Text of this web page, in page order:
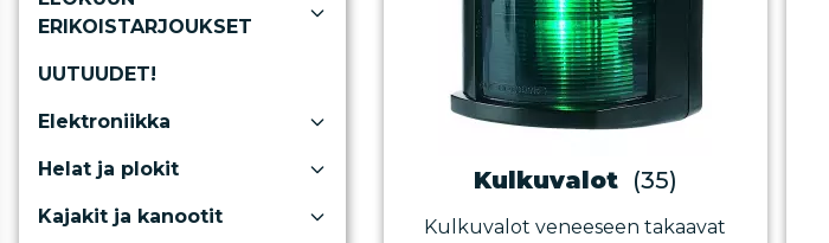
ERIKOISTARJOUKSET
UUTUUDET!
Elektroniikka
Helat ja plokit
Kajakit ja kanootit
Kulkuvalot (35)
Kulkuvalot veneeseen takaavat